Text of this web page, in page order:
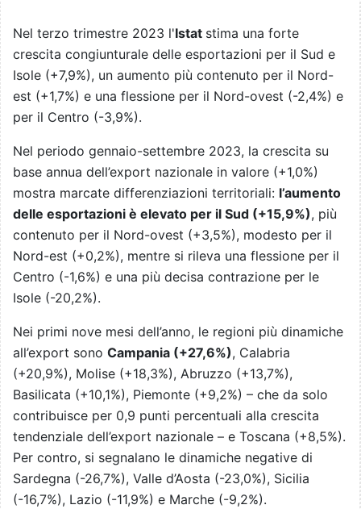
Nel terzo trimestre 2023 l'Istat stima una forte
crescita congiunturale delle esportazioni per il Sud e
Isole (+7,9%), un aumento più contenuto per il Nord-
est (+1,7%) e una flessione per il Nord-ovest (-2,4%) e
per il Centro (-3,9%).
Nel periodo gennaio-settembre 2023, la crescita su
base annua dell’export nazionale in valore (+1,0%)
mostra marcate differenziazioni territoriali: l’aumento
delle esportazioni è elevato per il Sud (+15,9%), più
contenuto per il Nord-ovest (+3,5%), modesto per il
Nord-est (+0,2%), mentre si rileva una flessione per il
Centro (-1,6%) e una più decisa contrazione per le
Isole (-20,2%).
Nei primi nove mesi dell’anno, le regioni più dinamiche
all’export sono Campania (+27,6%), Calabria
(+20,9%), Molise (+18,3%), Abruzzo (+13,7%),
Basilicata (+10,1%), Piemonte (+9,2%) – che da solo
contribuisce per 0,9 punti percentuali alla crescita
tendenziale dell’export nazionale – e Toscana (+8,5%).
Per contro, si segnalano le dinamiche negative di
Sardegna (-26,7%), Valle d’Aosta (-23,0%), Sicilia
(-16,7%), Lazio (-11,9%) e Marche (-9,2%).